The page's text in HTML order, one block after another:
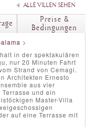
ALLE VILLEN SEHEN
Preise &
Bedingungen
>
in der spektakulären
nur 20 Minuten Fahrt
Strand von Cemagi.
Architekten Ernesto
aus vier
und ein
Master-Villa
auf eine Terrasse mit